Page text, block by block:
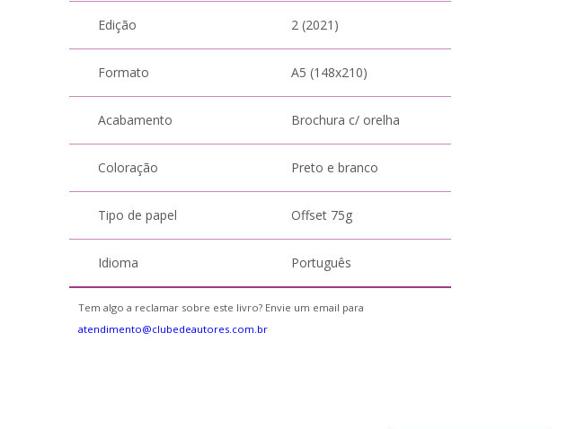
Edição 2 (2021)
Formato A5 (148x210)
Acabamento Brochura c/ orelha
Coloração Preto e branco
Tipo de papel Offset 75g
Idioma Português
Tem algo a reclamar sobre este livro? Envie um email para
atendimento@clubedeautores.com.br